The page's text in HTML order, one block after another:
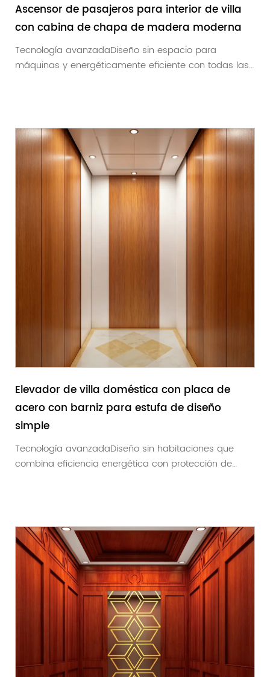
Ascensor de pasajeros para interior de villa
con cabina de chapa de madera moderna
Tecnología avanzadaDiseño sin espacio para
máquinas y energéticamente eficiente con todas las
Elevador de villa doméstica con placa de
acero con barniz para estufa de diseño
simple
Tecnología avanzadaDiseño sin habitaciones que
combina eficiencia energética con protección de